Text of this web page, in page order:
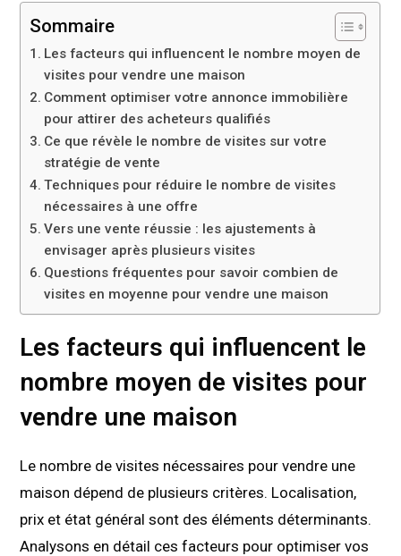
Sommaire
Les facteurs qui influencent le nombre moyen de
visites pour vendre une maison
Comment optimiser votre annonce immobilière
pour attirer des acheteurs qualifiés
Ce que révèle le nombre de visites sur votre
stratégie de vente
Techniques pour réduire le nombre de visites
nécessaires à une offre
Vers une vente réussie : les ajustements à
envisager après plusieurs visites
Questions fréquentes pour savoir combien de
visites en moyenne pour vendre une maison
Les facteurs qui influencent le
nombre moyen de visites pour
vendre une maison
Le nombre de visites nécessaires pour vendre une
maison dépend de plusieurs critères. Localisation,
prix et état général sont des éléments déterminants.
Analysons en détail ces facteurs pour optimiser vos